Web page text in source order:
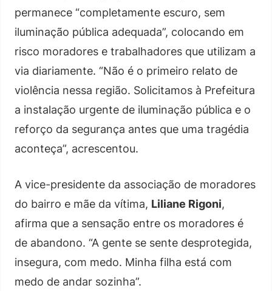
permanece “completamente escuro, sem
iluminação pública adequada”, colocando em
risco moradores e trabalhadores que utilizam a
via diariamente. “Não é o primeiro relato de
violência nessa região. Solicitamos à Prefeitura
a instalação urgente de iluminação pública e o
reforço da segurança antes que uma tragédia
aconteça”, acrescentou.
A vice-presidente da associação de moradores
do bairro e mãe da vítima, Liliane Rigoni,
afirma que a sensação entre os moradores é
de abandono. “A gente se sente desprotegida,
insegura, com medo. Minha filha está com
medo de andar sozinha”.